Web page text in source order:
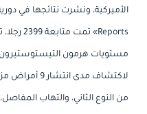
مستويات هرمون
لاكتشاف مدى انتشار 9 أمراض مزمنة مرتبطة بالسمنة وهي:
من النوع الثاني، والتهاب